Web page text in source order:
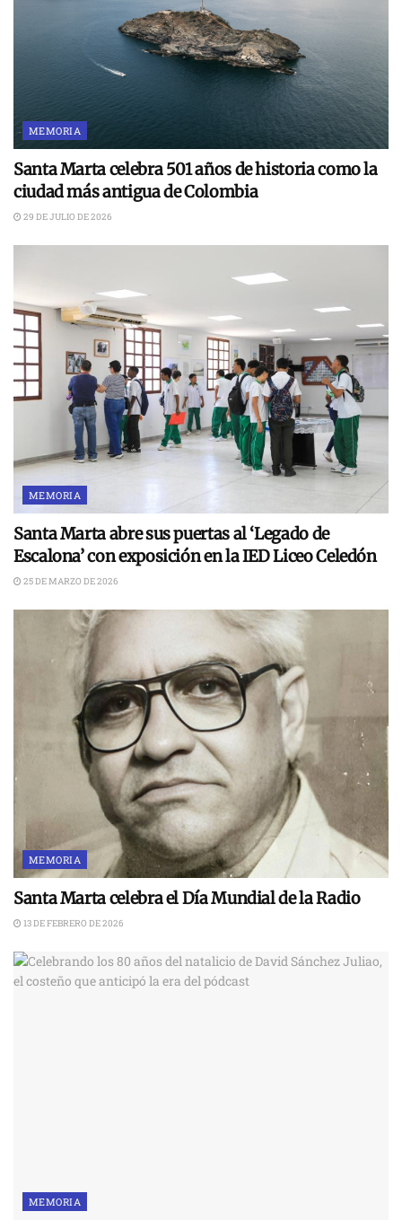
MEMORIA
Santa Marta celebra 501 años de historia como la
ciudad más antigua de Colombia
29 DE JULIO DE 2026
MEMORIA
Santa Marta abre sus puertas al ‘Legado de
Escalona’ con exposición en la IED Liceo Celedón
25 DE MARZO DE 2026
MEMORIA
Santa Marta celebra el Día Mundial de la Radio
13 DE FEBRERO DE 2026
MEMORIA